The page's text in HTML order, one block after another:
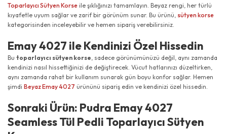
Toparlayıcı Sütyen Korse ile şıklığınızı tamamlayın. Beyaz rengi, her türlü
kıyafetle uyum sağlar ve zarif bir görünüm sunar. Bu ürünü, sütyen korse
kategorisinden inceleyebilir ve hemen sipariş verebilirsiniz.
Emay 4027 ile Kendinizi Özel Hissedin
Bu toparlayıcı sütyen korse, sadece görünümünüzü değil, aynı zamanda
kendinizi nasıl hissettiğinizi de değiştirecek. Vücut hatlarınızı düzeltirken,
aynı zamanda rahat bir kullanım sunarak gün boyu konfor sağlar. Hemen
şimdi Beyaz Emay 4027 ürününü sipariş edin ve kendinizi özel hissedin.
Sonraki Ürün: Pudra Emay 4027
Seamless Tül Pedli Toparlayıcı Sütyen